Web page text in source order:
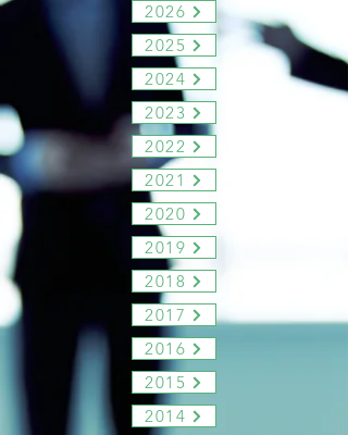
2026
2025
2024
2023
2022
2021
2020
2019
2018
2017
2016
2015
2014